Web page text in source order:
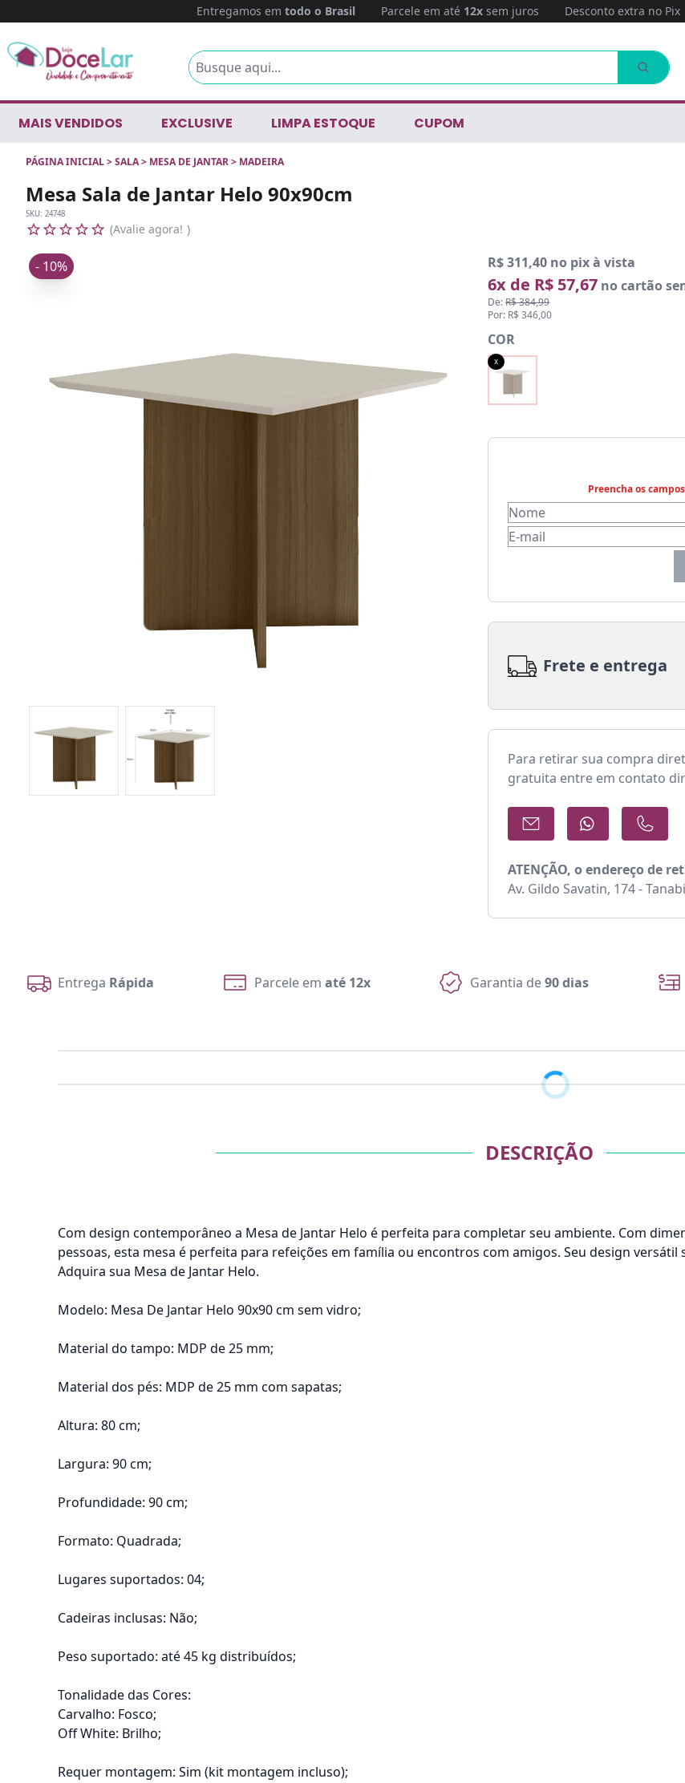
Entregamos em todo o Brasil Parcele em até 12xsem juros Desconto extra no Pix
MAIS VENDIDOS EXCLUSIVE LIMPA ESTOQUE CUPOM
PÁGINA INICIAL>SALA> MESA DE JANTAR> MADEIRA
Mesa Sala de Jantar Helo 90x90cm
SKU: 24748
Avalie agora!
R$ 311,40 no pix à vista
6x de R$ 57,67 no cartão
De:R$ 384,99
Por: R$ 346,00
- 10%
COR
x
Preencha os
Frete e entrega
Para retirar sua compra
gratuita entre em contato
ATENÇÃO, o endereço de
Av. Gildo Savatin, 174 -
Entrega Rápida Parcele em até 12x Garantia de90 dias
DESCRIÇÃO
Com design contemporâneo a Mesa de Jantar Helo é perfeita para completar seu ambiente. Com
pessoas, esta mesa é perfeita para refeições em família ou encontros com amigos. Seu design
Adquira sua Mesa de Jantar Helo.
Modelo: Mesa De Jantar Helo 90x90 cm sem vidro;
Material do tampo: MDP de 25 mm;
Material dos pés: MDP de 25 mm com sapatas;
Altura: 80 cm;
Largura: 90 cm;
Profundidade: 90 cm;
Formato: Quadrada;
Lugares suportados: 04;
Cadeiras inclusas: Não;
Peso suportado: até 45 kg distribuídos;
Tonalidade das Cores:
Carvalho: Fosco;
Off White: Brilho;
Requer montagem: Sim (kit montagem incluso);